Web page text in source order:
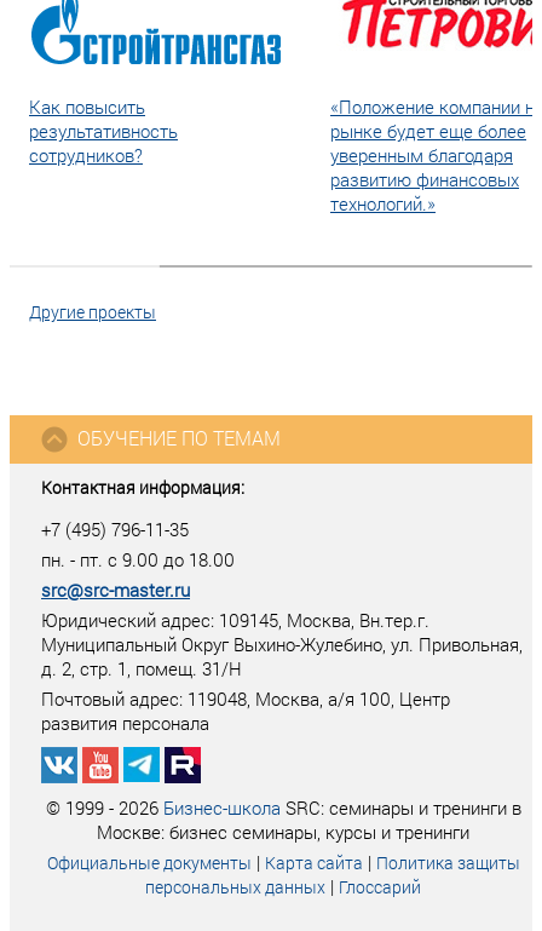
Как повысить
результативность
сотрудников?
«Положение компании
рынке будет еще более
уверенным благодаря
развитию финансовых
технологий.»
Другие проекты
Контактная информация:
+7 (495) 796-11-35
пн. - пт. с 9.00 до 18.00
src@src-master.ru
Юридический адрес: 109145, Москва, Вн.тер.г.
Муниципальный Округ Выхино-Жулебино, ул. Привольная,
д. 2, стр. 1, помещ. 31/Н
Почтовый адрес: 119048, Москва, а/я 100, Центр
развития персонала
ОБУЧЕНИЕ ПО ТЕМАМ
© 1999 - 2026 Бизнес-школа SRC: семинары и тренинги в
Москве: бизнес семинары, курсы и тренинги
Официальные документы | Карта сайта | Политика защиты
персональных данных | Глоссарий